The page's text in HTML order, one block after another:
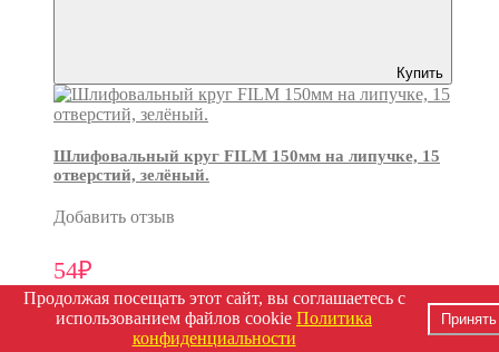
Купить
Шлифовальный круг FILM 150мм на липучке, 15
отверстий, зелёный.
Добавить отзыв
54₽
Продолжая посещать этот сайт, вы соглашаетесь с
использованием файлов cookie Политика
конфиденциальности
Принять